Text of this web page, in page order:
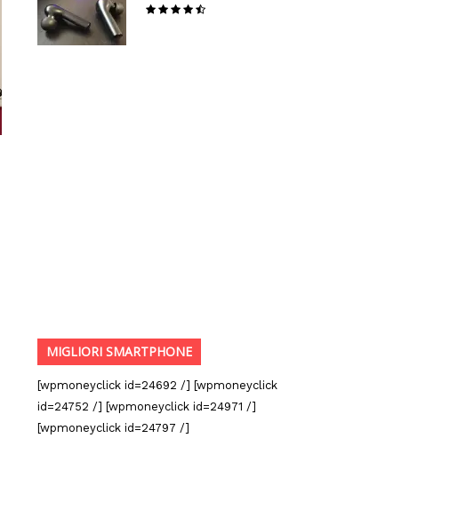
MIGLIORI SMARTPHONE
[wpmoneyclick id=24692 /] [wpmoneyclick
id=24752 /] [wpmoneyclick id=24971 /]
[wpmoneyclick id=24797 /]